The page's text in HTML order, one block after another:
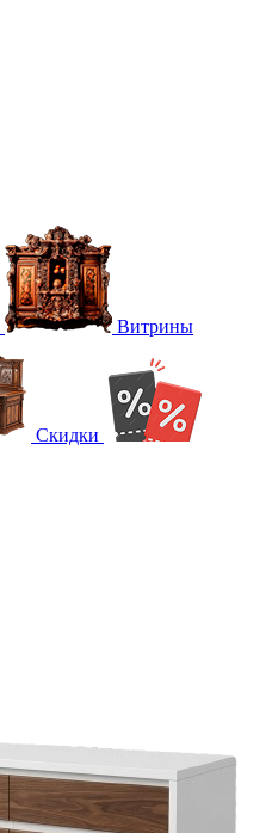
Витрины
Скидки